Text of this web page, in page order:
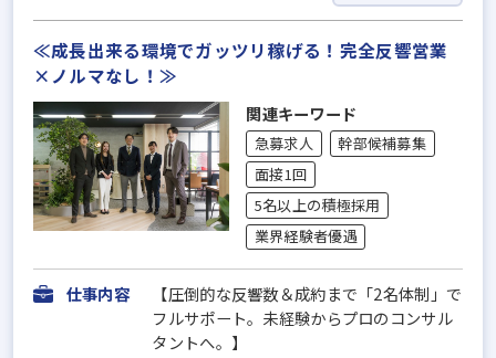
≪成長出来る環境でガッツリ稼げる！完全反響営業
×ノルマなし！≫
関連キーワード
急募求人
幹部候補募集
面接1回
5名以上の積極採用
業界経験者優遇
仕事内容
【圧倒的な反響数＆成約まで「2名体制」で
フルサポート。未経験からプロのコンサル
タントへ。】